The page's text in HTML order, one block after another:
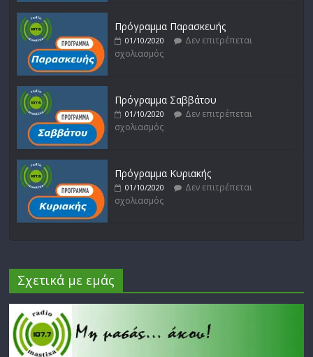
Πρόγραμμα Παρασκευής
01/10/2020
Δεν επιτρέπεται
σχολιασμός
Πρόγραμμα Σαββάτου
01/10/2020
Δεν επιτρέπεται
σχολιασμός
Πρόγραμμα Κυριακής
01/10/2020
Δεν επιτρέπεται
σχολιασμός
Σχετικά με εμάς